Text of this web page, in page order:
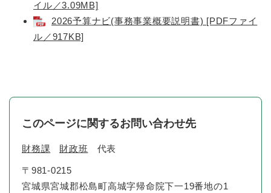
イル／3.09MB]
2026予算ナビ(事務事業概要説明書) [PDFファイ
ル／917KB]
このページに関するお問い合わせ先
財務課 財政班 代表
〒981-0215
宮城県宮城郡松島町高城字帰命院下一19番地の1